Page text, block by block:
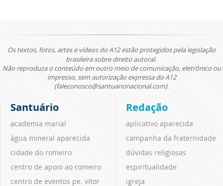
Os textos, fotos, artes e vídeos do A12 estão protegidos pela legislação
brasileira sobre direito autoral.
Não reproduza o conteúdo em outro meio de comunicação, eletrônico ou
impresso, sem autorização expressa do A12
(faleconosco@santuarionacional.com).
Santuário
academia marial
água mineral aparecida
cidade do romeiro
centro de apoio ao romeiro
centro de eventos pe. vitor
Redação
aplicativo aparecida
campanha da fraternidade
dúvidas religiosas
espiritualidade
igreja